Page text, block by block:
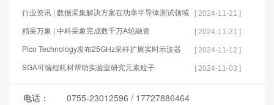
行业资讯 | 数据采集解决方案在功率半导体测试领域
的应用
[ 2024-11-21 ]
精采万象 | 中科采象完成数千万A轮融资 [ 2024-11-21 ]
Pico Technology发布25GHz采样扩展实时示波器 [ 2024-11-12 ]
SGA可编程耗材帮助实验室研究元素粒子 [ 2024-11-03 ]
电话： 0755-23012596 / 17727886464